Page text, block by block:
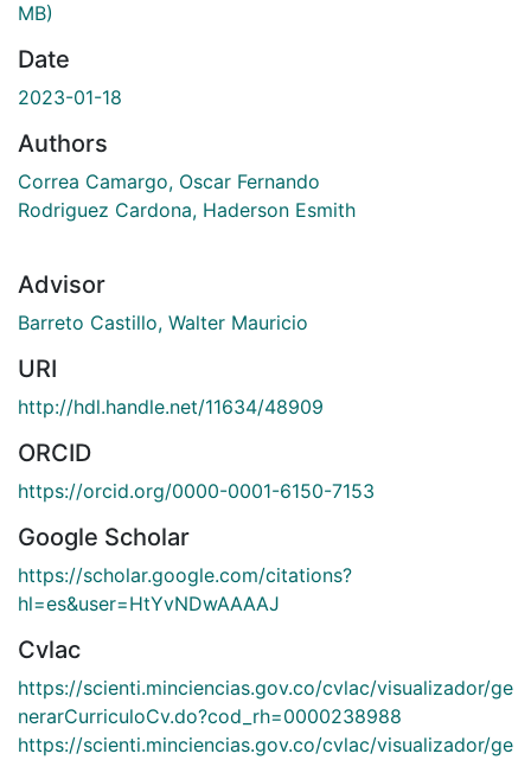
MB)
Date
2023-01-18
Authors
Correa Camargo, Oscar Fernando
Rodriguez Cardona, Haderson Esmith
Advisor
Barreto Castillo, Walter Mauricio
URI
http://hdl.handle.net/11634/48909
ORCID
https://orcid.org/0000-0001-6150-7153
Google Scholar
https://scholar.google.com/citations?
hl=es&user=HtYvNDwAAAAJ
Cvlac
https://scienti.minciencias.gov.co/cvlac/visualizador/ge
nerarCurriculoCv.do?cod_rh=0000238988
https://scienti.minciencias.gov.co/cvlac/visualizador/ge